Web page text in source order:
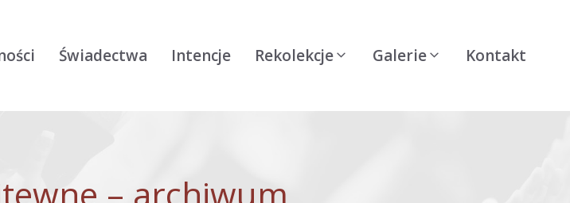
Świadectwa Intencje Rekolekcje Galerie Kontakt
– archiwum